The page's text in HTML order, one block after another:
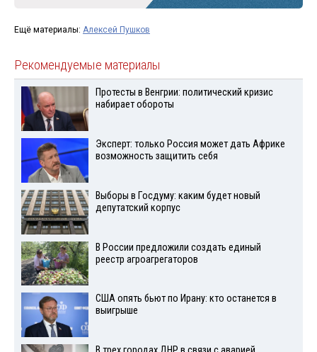
Ещё материалы: Алексей Пушков
Рекомендуемые материалы
Протесты в Венгрии: политический кризис
набирает обороты
Эксперт: только Россия может дать Африке
возможность защитить себя
Выборы в Госдуму: каким будет новый
депутатский корпус
В России предложили создать единый
реестр агроагрегаторов
США опять бьют по Ирану: кто останется в
выигрыше